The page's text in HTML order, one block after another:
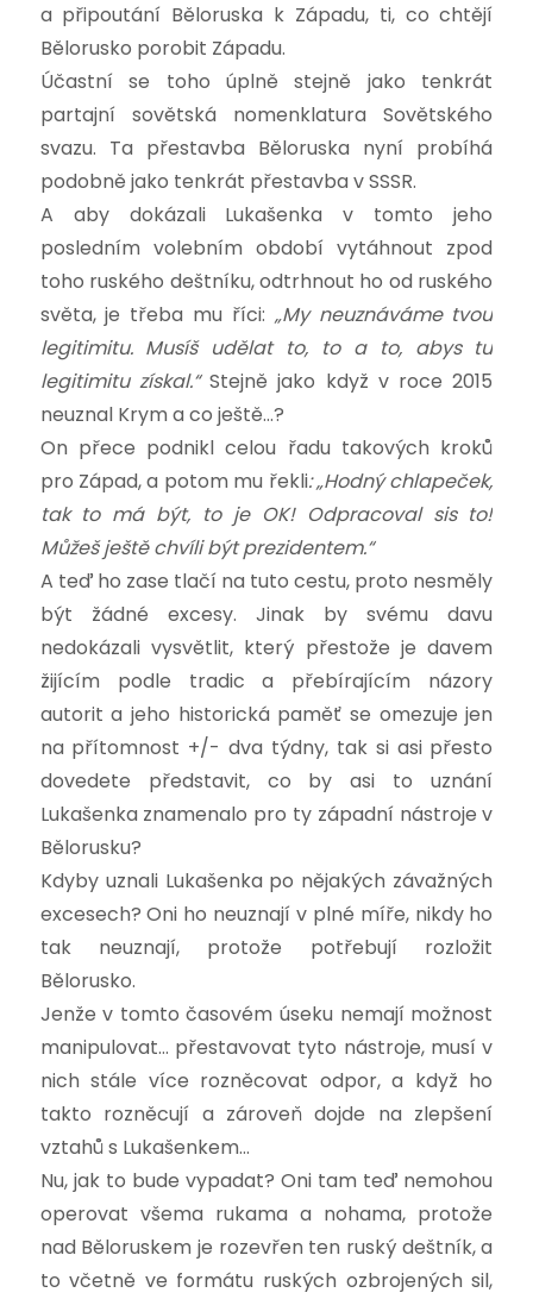
a připoutání Běloruska k Západu, ti, co chtějí
Bělorusko porobit Západu.
Účastní se toho úplně stejně jako tenkrát
partajní sovětská nomenklatura Sovětského
svazu. Ta přestavba Běloruska nyní probíhá
podobně jako tenkrát přestavba v SSSR.
A aby dokázali Lukašenka v tomto jeho
posledním volebním období vytáhnout zpod
toho ruského deštníku, odtrhnout ho od ruského
světa, je třeba mu říci: „My neuznáváme tvou
legitimitu. Musíš udělat to, to a to, abys tu
legitimitu získal.“Stejně jako když v roce 2015
neuznal Krym a co ještě…?
On přece podnikl celou řadu takových kroků
pro Západ, a potom mu řekli: „Hodný chlapeček,
tak to má být, to je OK! Odpracoval sis to!
Můžeš ještě chvíli být prezidentem.“
A teď ho zase tlačí na tuto cestu, proto nesměly
být žádné excesy. Jinak by svému davu
nedokázali vysvětlit, který přestože je davem
žijícím podle tradic a přebírajícím názory
autorit a jeho historická paměť se omezuje jen
na přítomnost +/- dva týdny, tak si asi přesto
dovedete představit, co by asi to uznání
Lukašenka znamenalo pro ty západní nástroje v
Bělorusku?
Kdyby uznali Lukašenka po nějakých závažných
excesech? Oni ho neuznají v plné míře, nikdy ho
tak neuznají, protože potřebují rozložit
Bělorusko.
Jenže v tomto časovém úseku nemají možnost
manipulovat… přestavovat tyto nástroje, musí v
nich stále více rozněcovat odpor, a když ho
takto rozněcují a zároveň dojde na zlepšení
vztahů s Lukašenkem…
Nu, jak to bude vypadat? Oni tam teď nemohou
operovat všema rukama a nohama, protože
nad Běloruskem je rozevřen ten ruský deštník, a
to včetně ve formátu ruských ozbrojených sil,